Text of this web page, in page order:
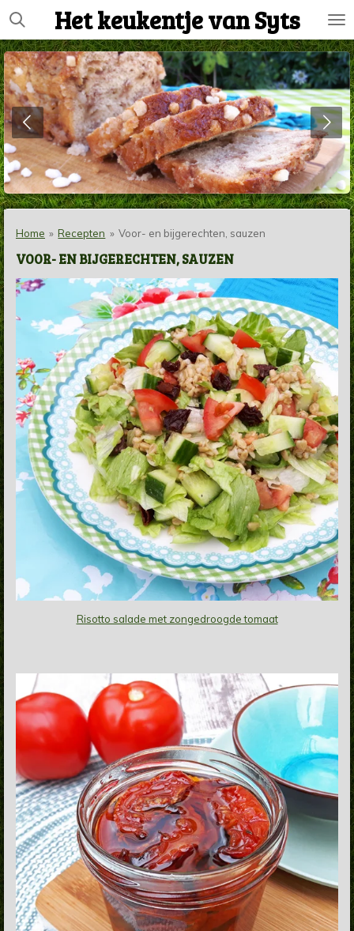
Ga
direct
naar
de
hoofdinhoud
Het keukentje van Syts
Home » Recepten » Voor- en bijgerechten, sauzen
VOOR- EN BIJGERECHTEN, SAUZEN
Risotto salade met zongedroogde tomaat